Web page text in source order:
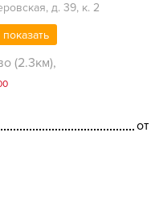
д. 39, к. 2
(2.3км),